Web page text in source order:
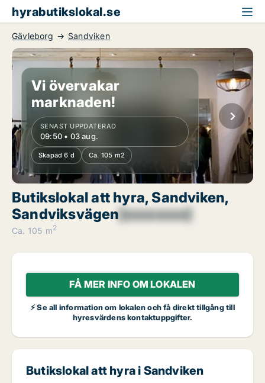
hyrabutikslokal.se
Gävleborg Sandviken
Vi övervakar
marknaden!
SENAST UPPDATERAD
09:50 • 03 aug.
Skapad 6 d Ca. 105 m2
Butikslokal att hyra, Sandviken,
Sandviksvägen[xxxxxxxx]
Ca. 105 m2
FÅ MER INFO OM LOKALEN
⚡ Se all information om lokalen och få direkt tillgång till
hyresvärdens kontaktuppgifter.
Butikslokal att hyra i Sandviken